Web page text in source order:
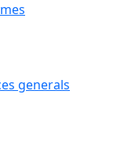
generals